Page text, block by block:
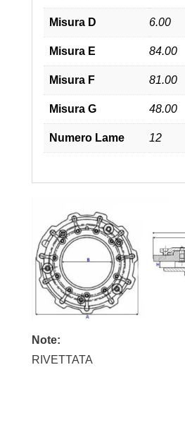
Misura D 6.00
Misura E 84.00
Misura F 81.00
Misura G 48.00
Numero Lame 12
Note:
RIVETTATA